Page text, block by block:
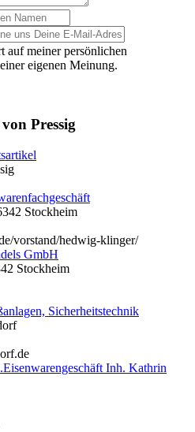
auf meiner persönlichen
eigenen Meinung.
Pressig
Stockheim
vorstand/hedwig-klinger/
GmbH
Stockheim
Sicherheitstechnik
Inh. Kathrin